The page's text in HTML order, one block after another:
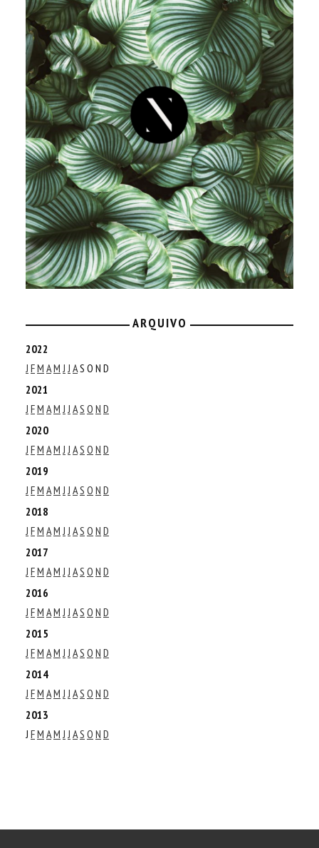
ARQUIVO
2022
J FM AM J J AS O N D
2021
J FM AM J J AS O N D
2020
J FM AM J J AS O N D
2019
J FM AM J J AS O N D
2018
J FM AM J J AS O N D
2017
J FM AM J J AS O N D
2016
J FM AM J J AS O N D
2015
J FM AM J J AS O N D
2014
J FM AM J J AS O N D
2013
J FM AM J J AS O N D